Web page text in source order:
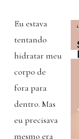
Eu estava
tentando
hidratar meu
corpo de
fora para
dentro. Mas
eu precisava
mesmo era